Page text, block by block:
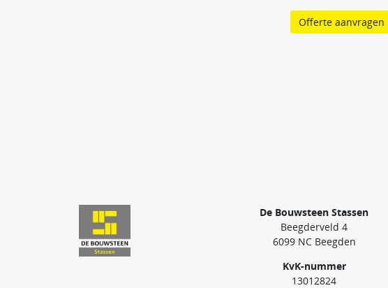
Offerte aanvragen
De Bouwsteen Stassen
Beegderveld 4
6099 NC Beegden
KvK-nummer
13012824